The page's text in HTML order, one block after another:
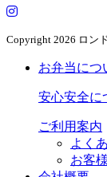
Copyright 2026 ロン
お弁当につ
安心安全に
ご利用案内
よく
お客